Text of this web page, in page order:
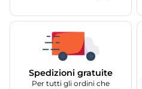
Spedizioni gratuite
Per tutti gli ordini che